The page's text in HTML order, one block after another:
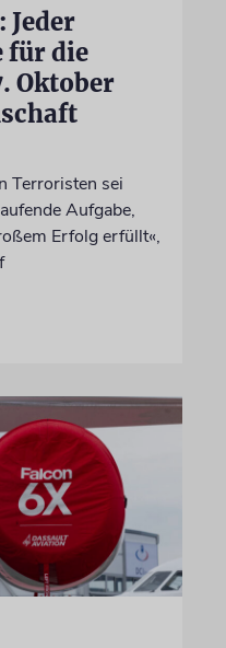
Jeder
für die
Oktober
Terroristen sei
Aufgabe,
Erfolg erfüllt«,